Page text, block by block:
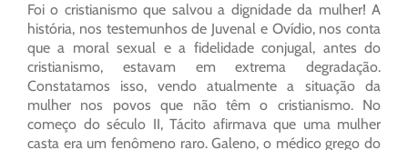
Foi o cristianismo que salvou a dignidade da mulher! A
história, nos testemunhos de Juvenal e Ovídio, nos conta
que a moral sexual e a fidelidade conjugal, antes do
cristianismo, estavam em extrema degradação.
Constatamos isso, vendo atualmente a situação da
mulher nos povos que não têm o cristianismo. No
começo do século II, Tácito afirmava que uma mulher
casta era um fenômeno raro. Galeno, o médico grego do